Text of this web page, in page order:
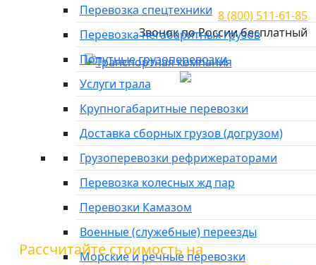
Город отправки
8 (800) 511-61-85
Звонок по России бесплатный
Перевозка спецтехники
Перевозка негабаритных грузов
Попутные грузоперевозки
Услуги трала
Крупногабаритные перевозки
Доставка сборных грузов (догрузом)
Грузоперевозки рефрижераторами
Перевозка колесных жд пар
Перевозки Камазом
Военные (служебные) переезды
Морские и речные перевозки
Тарифы»Грузоперевозки из Санкт-Петербурга
Грузоперевозки из Санкт-
Петербурга в Кострому
Рассчитайте стоимость на